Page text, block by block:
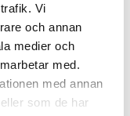
Vi
och annan
medier och
med.
med annan
som de har
I